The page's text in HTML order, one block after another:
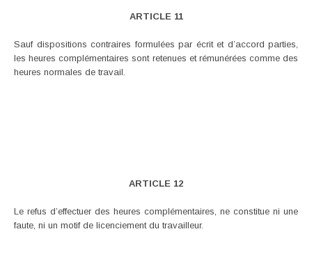
ARTICLE 11
Sauf dispositions contraires formulées par écrit et d’accord parties,
les heures complémentaires sont retenues et rémunérées comme des
heures normales de travail.
ARTICLE 12
Le refus d’effectuer des heures complémentaires, ne constitue ni une
faute, ni un motif de licenciement du travailleur.